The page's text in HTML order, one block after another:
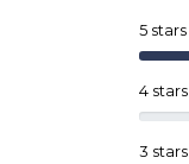
3 stars
4 stars
5 stars